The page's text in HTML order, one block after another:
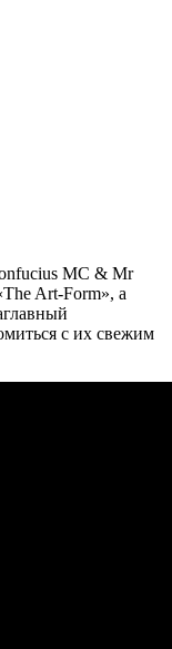
MC & Mr
Art-Form», а
с их свежим